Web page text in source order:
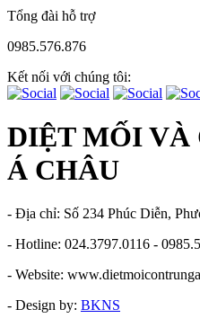
Tổng đài hỗ trợ
0985.576.876
Kết nối với chúng tôi:
DIỆT MỐI VÀ
Á CHÂU
- Địa chỉ: Số 234 Phúc Diễn,
- Hotline: 024.3797.0116 -
- Website:
- Design by: BKNS